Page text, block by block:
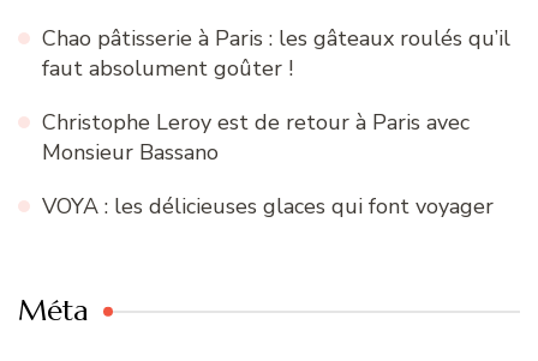
Chao pâtisserie à Paris : les gâteaux roulés qu’il
faut absolument goûter !
Christophe Leroy est de retour à Paris avec
Monsieur Bassano
VOYA : les délicieuses glaces qui font voyager
Méta